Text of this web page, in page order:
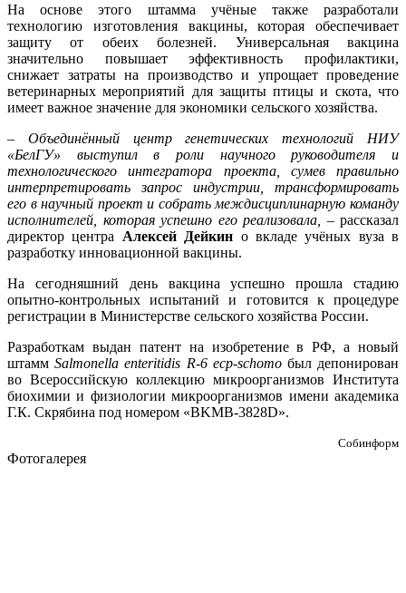
На основе этого штамма учёные также разработали
технологию изготовления вакцины, которая обеспечивает
защиту от обеих болезней. Универсальная вакцина
значительно повышает эффективность профилактики,
снижает затраты на производство и упрощает проведение
ветеринарных мероприятий для защиты птицы и скота, что
имеет важное значение для экономики сельского хозяйства.
– Объединённый центр генетических технологий НИУ
«БелГУ» выступил в роли научного руководителя и
технологического интегратора проекта, сумев правильно
интерпретировать запрос индустрии, трансформировать
его в научный проект и собрать междисциплинарную команду
исполнителей, которая успешно его реализовала, –рассказал
директор центра Алексей Дейкин о вкладе учёных вуза в
разработку инновационной вакцины.
На сегодняшний день вакцина успешно прошла стадию
опытно-контрольных испытаний и готовится к процедуре
регистрации в Министерстве сельского хозяйства России.
Разработкам выдан патент на изобретение в РФ, а новый
штаммSalmonella enteritidis R-6 ecp-schomoбыл депонирован
во Всероссийскую коллекцию микроорганизмов Института
биохимии и физиологии микроорганизмов имени академика
Г.К. Скрябина под номером «BKMB-3828D».
Собинформ
Фотогалерея